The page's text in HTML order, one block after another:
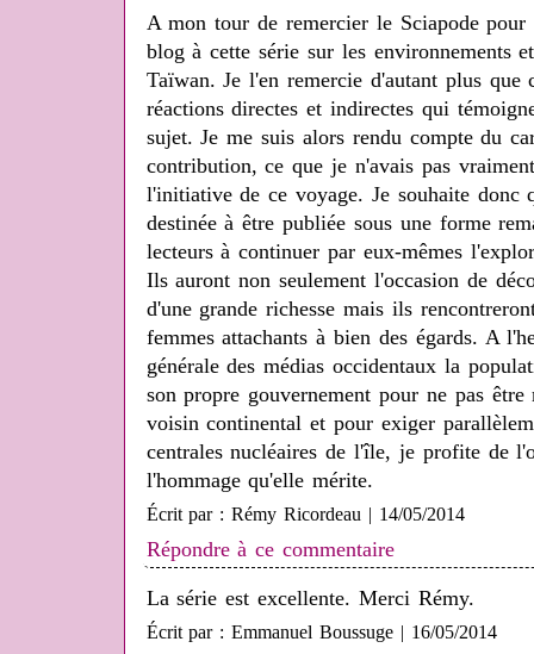
A mon tour de remercier le Sciapode
blog à cette série sur les environnements
Taïwan. Je l'en remercie d'autant plus que
réactions directes et indirectes qui
sujet. Je me suis alors rendu compte du
contribution, ce que je n'avais pas
l'initiative de ce voyage. Je souhaite donc
destinée à être publiée sous une forme
lecteurs à continuer par eux-mêmes
Ils auront non seulement l'occasion de
d'une grande richesse mais ils
femmes attachants à bien des égards. A
générale des médias occidentaux la
son propre gouvernement pour ne pas
voisin continental et pour exiger
centrales nucléaires de l'île, je profite de
l'hommage qu'elle mérite.
Écrit par : Rémy Ricordeau | 14/05/2014
Répondre à ce commentaire
La série est excellente. Merci Rémy.
Écrit par : Emmanuel Boussuge | 16/05/2014